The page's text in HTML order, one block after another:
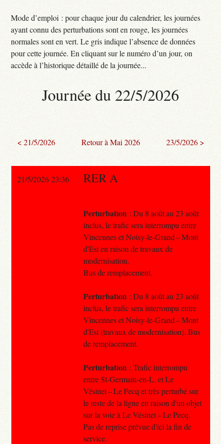
Mode d’emploi : pour chaque jour du calendrier, les journées
ayant connu des perturbations sont en rouge, les journées
normales sont en vert. Le gris indique l’absence de données
pour cette journée. En cliquant sur le numéro d’un jour, on
accède à l’historique détaillé de la journée...
Journée du 22/5/2026
< 21/5/2026 Retour à Mai 2026 23/5/2026 >
21/5/2026 23:36 RER A
Perturbation : Du 8 août au 23 août
inclus, le trafic sera interrompu entre
Vincennes et Noisy-le-Grand – Mont
d'Est en raison de travaux de
modernisation.
Bus de remplacement.
Perturbation : Du 8 août au 23 août
inclus, le trafic sera interrompu entre
Vincennes et Noisy-le-Grand – Mont
d'Est (travaux de modernisation). Bus
de remplacement.
Perturbation : Trafic interrompu
entre St-Germain-en-L. et Le
Vésinet – Le Pecq et très perturbé sur
le reste de la ligne en raison d'un objet
sur la voie à Le Vésinet – Le Pecq.
Pas de reprise prévue d'ici la fin de
service.